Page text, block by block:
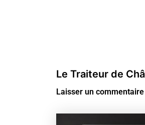
Le Traiteur de
Laisser un commentaire